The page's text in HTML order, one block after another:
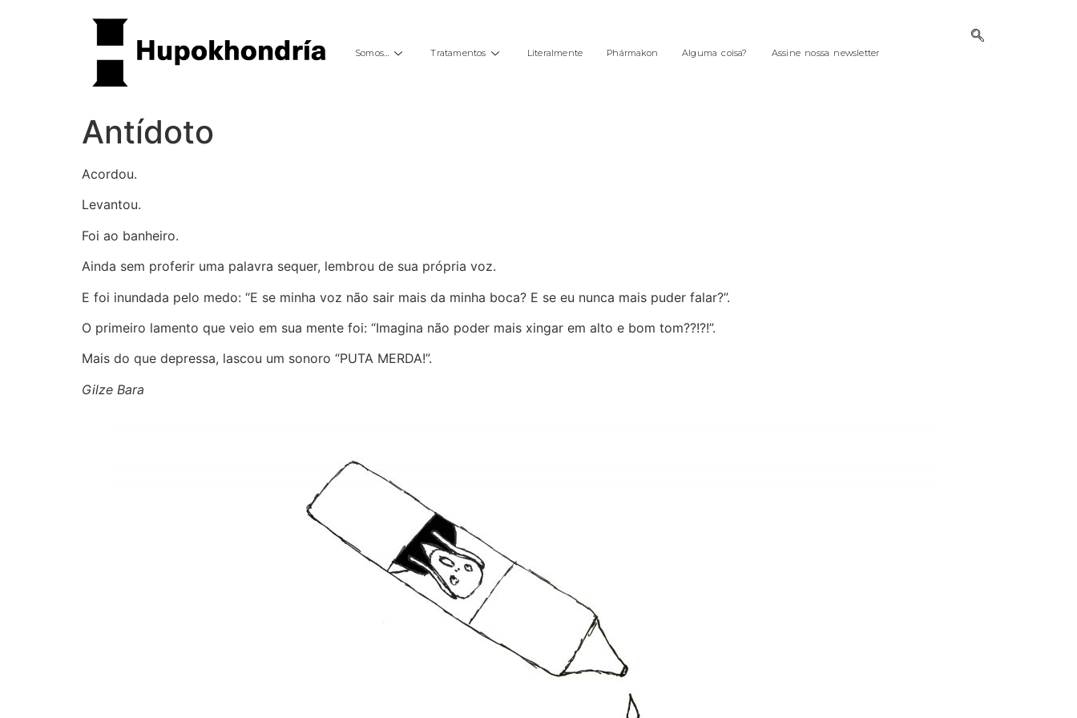
Somos… Tratamentos Literalmente Phármakon Alguma coisa? Assine nossa newsletter
Antídoto
Acordou.
Levantou.
Foi ao banheiro.
Ainda sem proferir uma palavra sequer, lembrou de sua própria voz.
E foi inundada pelo medo: “E se minha voz não sair mais da minha boca? E se eu nunca mais puder falar?”.
O primeiro lamento que veio em sua mente foi: “Imagina não poder mais xingar em alto e bom tom??!?!”.
Mais do que depressa, lascou um sonoro “PUTA MERDA!”.
Gilze Bara